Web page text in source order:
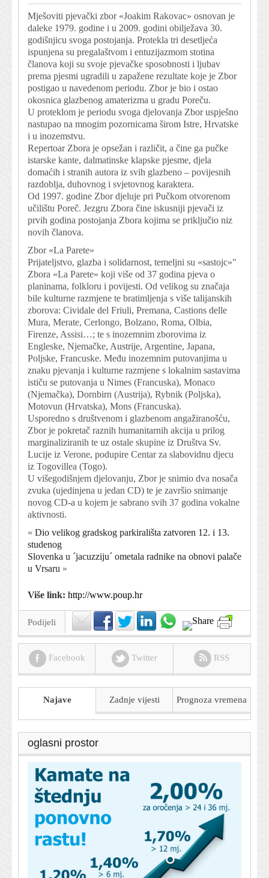
Mješoviti pjevački zbor «Joakim Rakovac» osnovan je
daleke 1979. godine i u 2009. godini obilježava 30.
godišnjicu svoga postojanja. Protekla tri desetljeća
ispunjena su pregalaštvom i entuzijazmom stotina
članova koji su svoje pjevačke sposobnosti i ljubav
prema pjesmi ugradili u zapažene rezultate koje je Zbor
postigao u navedenom periodu. Zbor je bio i ostao
okosnica glazbenog amaterizma u gradu Poreču.
U proteklom je periodu svoga djelovanja Zbor uspješno
nastupao na mnogim pozornicama širom Istre, Hrvatske
i u inozemstvu.
Repertoar Zbora je opsežan i različit, a čine ga pučke
istarske kante, dalmatinske klapske pjesme, djela
domaćih i stranih autora iz svih glazbeno – povijesnih
razdoblja, duhovnog i svjetovnog karaktera.
Od 1997. godine Zbor djeluje pri Pučkom otvorenom
učilištu Poreč. Jezgru Zbora čine iskusniji pjevači iz
prvih godina postojanja Zbora kojima se priključio niz
novih članova.
Zbor «La Parete»
Prijateljstvo, glazba i solidarnost, temeljni su «sastojc»"
Zbora «La Parete» koji više od 37 godina pjeva o
planinama, folkloru i povijesti. Od velikog su značaja
bile kulturne razmjene te bratimljenja s više talijanskih
zborova: Cividale del Friuli, Premana, Castions delle
Mura, Merate, Cerlongo, Bolzano, Roma, Olbia,
Firenze, Assisi…; te s inozemnim zborovima iz
Engleske, Njemačke, Austrije, Argentine, Japana,
Poljske, Francuske. Među inozemnim putovanjima u
znaku pjevanja i kulturne razmjene s lokalnim sastavima
ističu se putovanja u Nimes (Francuska), Monaco
(Njemačka), Dornbirn (Austrija), Rybnik (Poljska),
Motovun (Hrvatska), Mons (Francuska).
Usporedno s društvenom i glazbenom angažiranošću,
Zbor je pokretač raznih humanitarnih akcija u prilog
marginaliziranih te uz ostale skupine iz Društva Sv.
Lucije iz Verone, podupire Centar za slabovidnu djecu
iz Togovillea (Togo).
U višegodišnjem djelovanju, Zbor je snimio dva nosača
zvuka (ujedinjena u jedan CD) te je završio snimanje
novog CD-a u kojem je sabrano svih 37 godina vokalne
aktivnosti.
« Dio velikog gradskog parkirališta zatvoren 12. i 13.
studenog
Slovenka u ´jacuzziju´ ometala radnike na obnovi palače
u Vrsaru »
Više link: http://www.poup.hr
Podijeli
Facebook Twitter RSS
Najave Zadnje vijesti Prognoza vremena
oglasni prostor